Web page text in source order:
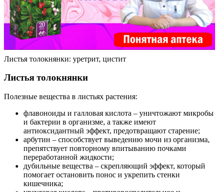
Листья толокнянки: уретрит, цистит
Листья толокнянки
Полезные вещества в листьях растения:
флавоноиды и галловая кислота – уничтожают микробы
и бактерии в организме, а также имеют
антиоксидантный эффект, предотвращают старение;
арбутин – способствует выведению мочи из организма,
препятствует повторному впитыванию почками
переработанной жидкости;
дубильные вещества – скрепляющий эффект, который
помогает остановить понос и укрепить стенки
кишечника;